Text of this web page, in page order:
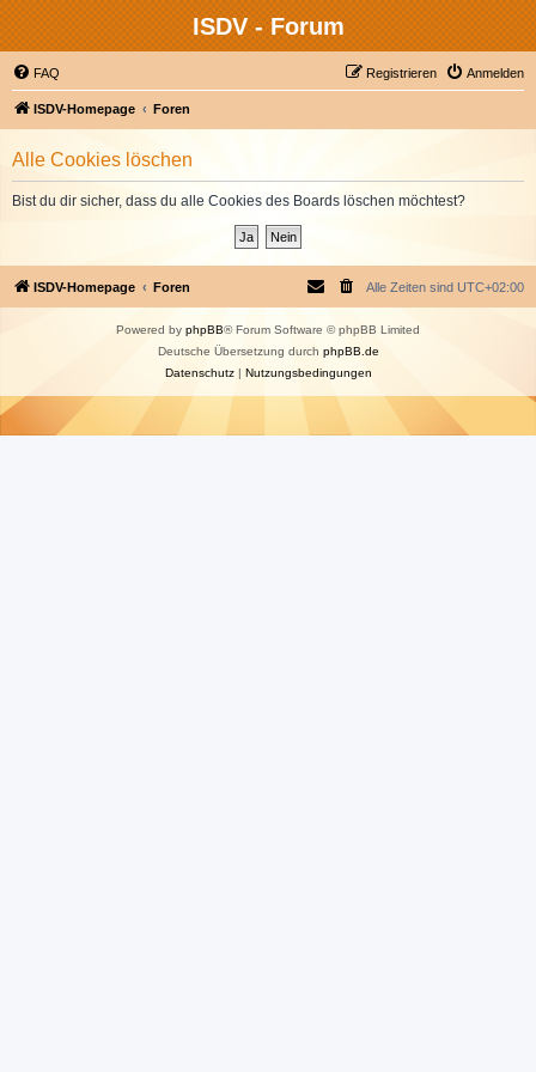
ISDV - Forum
FAQ Anmelden
Registrieren
ISDV-Homepage Foren
Alle Cookies löschen
Bist du dir sicher, dass du alle Cookies des Boards löschen möchtest?
ISDV-Homepage Foren Alle Zeiten sind UTC+02:00
Powered by phpBB® Forum Software © phpBB Limited
Deutsche Übersetzung durch phpBB.de
Datenschutz| Nutzungsbedingungen